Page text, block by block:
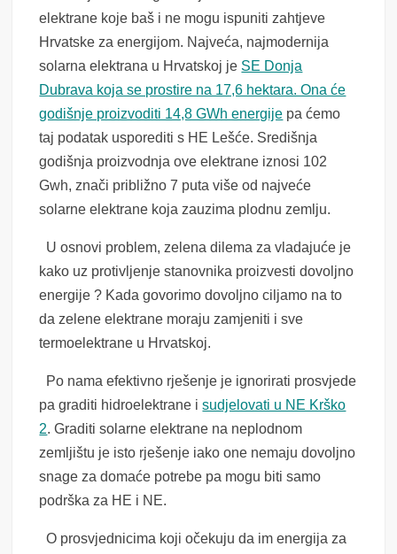
elektrane koje baš i ne mogu ispuniti zahtjeve
Hrvatske za energijom. Najveća, najmodernija
solarna elektrana u Hrvatskoj je SE Donja
Dubrava koja se prostire na 17,6 hektara. Ona će
godišnje proizvoditi 14,8 GWh energije pa ćemo
taj podatak usporediti s HE Lešće. Središnja
godišnja proizvodnja ove elektrane iznosi 102
Gwh, znači približno 7 puta više od najveće
solarne elektrane koja zauzima plodnu zemlju.
U osnovi problem, zelena dilema za vladajuće je
kako uz protivljenje stanovnika proizvesti dovoljno
energije ? Kada govorimo dovoljno ciljamo na to
da zelene elektrane moraju zamjeniti i sve
termoelektrane u Hrvatskoj.
Po nama efektivno rješenje je ignorirati prosvjede
pa graditi hidroelektrane isudjelovati u NE Krško
2. Graditi solarne elektrane na neplodnom
zemljištu je isto rješenje iako one nemaju dovoljno
snage za domaće potrebe pa mogu biti samo
podrška za HE i NE.
O prosvjednicima koji očekuju da im energija za